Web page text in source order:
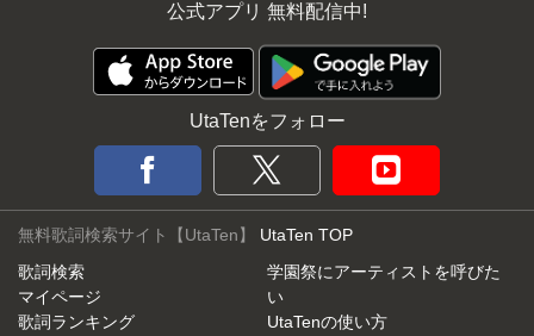
公式アプリ 無料配信中!
UtaTenをフォロー
無料歌詞検索サイト【UtaTen】 UtaTen TOP
歌詞検索
マイページ
歌詞ランキング
学園祭にアーティストを呼びた
い
UtaTenの使い方